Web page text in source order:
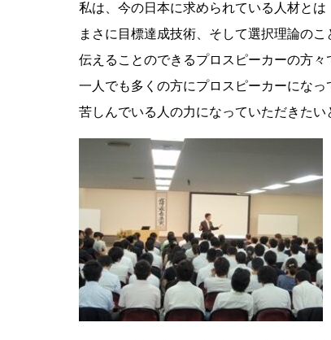
私は、今の日本に求められている人材とは
まさに目標達成技術、そして選択理論のこ
伝えることのできるプロスピーカーの方々
一人でも多くの方にプロスピーカーになっ
苦しんでいる人の力になっていただきたい